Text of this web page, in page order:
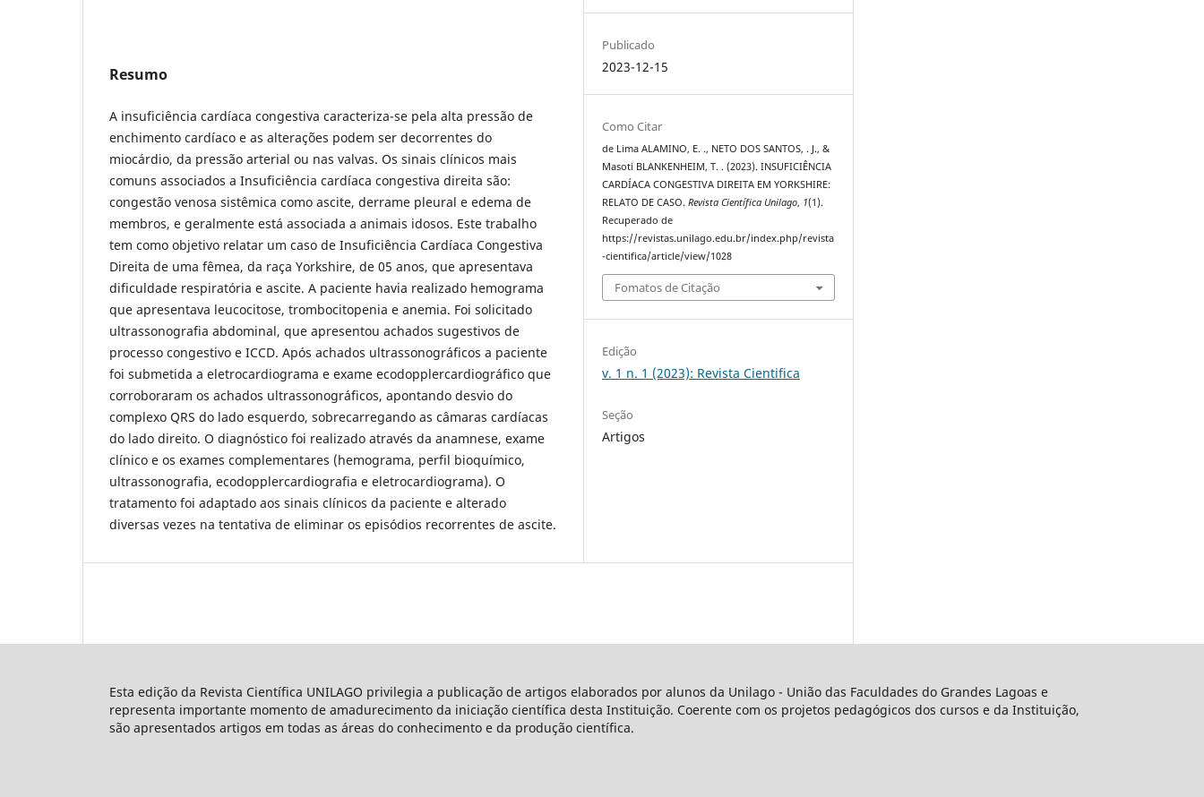
Resumo
A insuficiência cardíaca congestiva caracteriza-se pela alta pressão de
enchimento cardíaco e as alterações podem ser decorrentes do
miocárdio, da pressão arterial ou nas valvas. Os sinais clínicos mais
comuns associados a Insuficiência cardíaca congestiva direita são:
congestão venosa sistêmica como ascite, derrame pleural e edema de
membros, e geralmente está associada a animais idosos. Este trabalho
tem como objetivo relatar um caso de Insuficiência Cardíaca Congestiva
Direita de uma fêmea, da raça Yorkshire, de 05 anos, que apresentava
dificuldade respiratória e ascite. A paciente havia realizado hemograma
que apresentava leucocitose, trombocitopenia e anemia. Foi solicitado
ultrassonografia abdominal, que apresentou achados sugestivos de
processo congestivo e ICCD. Após achados ultrassonográficos a paciente
foi submetida a eletrocardiograma e exame ecodopplercardiográfico que
corroboraram os achados ultrassonográficos, apontando desvio do
complexo QRS do lado esquerdo, sobrecarregando as câmaras cardíacas
do lado direito. O diagnóstico foi realizado através da anamnese, exame
clínico e os exames complementares (hemograma, perfil bioquímico,
ultrassonografia, ecodopplercardiografia e eletrocardiograma). O
tratamento foi adaptado aos sinais clínicos da paciente e alterado
diversas vezes na tentativa de eliminar os episódios recorrentes de ascite.
Publicado
2023-12-15
Como Citar
de Lima ALAMINO, E. ., NETO DOS SANTOS, . J., &
Masoti BLANKENHEIM, T. . (2023). INSUFICIÊNCIA
CARDÍACA CONGESTIVA DIREITA EM YORKSHIRE:
RELATO DE CASO.Revista Científica Unilago, 1(1).
Recuperado de
https://revistas.unilago.edu.br/index.php/revista
-cientifica/article/view/1028
Fomatos de Citação
Edição
v. 1 n. 1 (2023): Revista Cientifica
Seção
Artigos
Esta edição da Revista Científica UNILAGO privilegia a publicação de artigos elaborados por alunos da Unilago - União das Faculdades do Grandes Lagoas e
representa importante momento de amadurecimento da iniciação científica desta Instituição. Coerente com os projetos pedagógicos dos cursos e da Instituição,
são apresentados artigos em todas as áreas do conhecimento e da produção científica.